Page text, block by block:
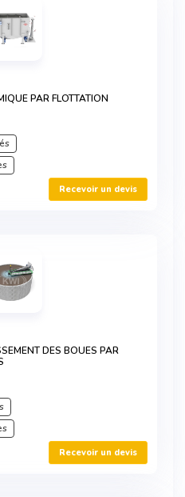
PAR FLOTTATION
Recevoir un devis
DES BOUES PAR
Recevoir un devis